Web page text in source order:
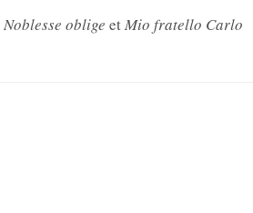
Noblesse oblige etMio fratello Carlo